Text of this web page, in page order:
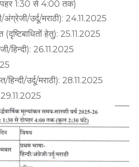
1:30 से 4:00 तक)
अंग्रेजी/उर्दू/मराठी): 24.11.2025
हेतु): 25.11.2025
हिन्दी): 26.11.2025
हिन्दी/उर्दू/मराठी): 28.11.2025
29.11.2025